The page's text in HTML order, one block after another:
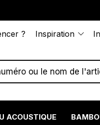
? Inspiration
ACOUSTIQUE